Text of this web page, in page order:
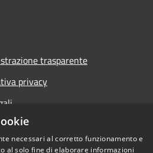
trasparente
privacy
di accessibilità
necessari al corretto funzionamento e
al solo fine di elaborare informazioni